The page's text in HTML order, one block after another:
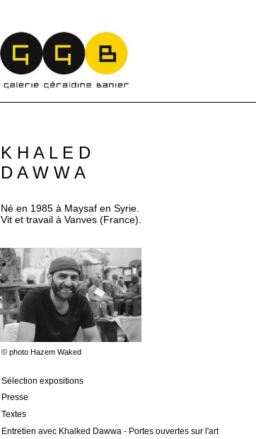
Sélection expositions
Presse
Textes
Entretien avec Khalked Dawwa - Portes ouvertes sur l'art
© photo Hazem Waked
K H A L E D
D A W W A
Né en 1985 à Maysaf en Syrie.
Vit et travail à Vanves (France).